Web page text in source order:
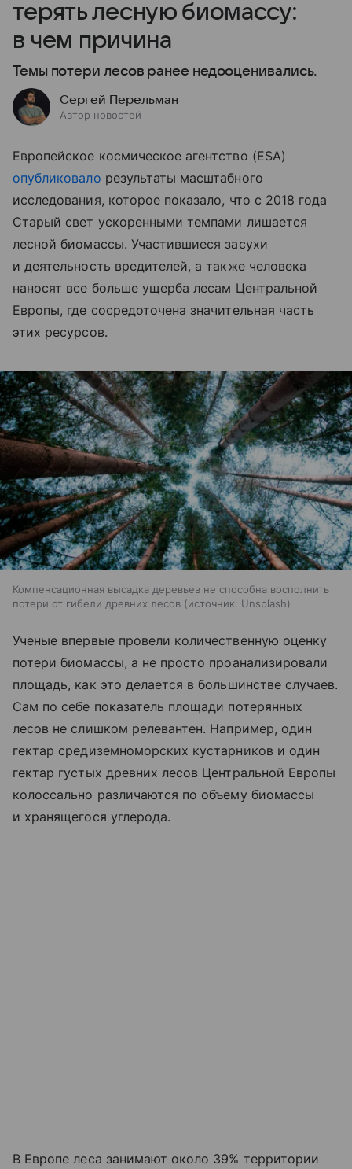
терять лесную биомассу:
в чем причина
Темы потери лесов ранее недооценивались.
Сергей Перельман
Автор новостей
Европейское космическое агентство (ESA)
опубликовало результаты масштабного
исследования, которое показало, что с 2018 года
Старый свет ускоренными темпами лишается
лесной биомассы. Участившиеся засухи
и деятельность вредителей, а также человека
наносят все больше ущерба лесам Центральной
Европы, где сосредоточена значительная часть
этих ресурсов.
Компенсационная высадка деревьев не способна восполнить
потери от гибели древних лесов
источник: Unsplash
Ученые впервые провели количественную оценку
потери биомассы, а не просто проанализировали
площадь, как это делается в большинстве случаев.
Сам по себе показатель площади потерянных
лесов не слишком релевантен. Например, один
гектар средиземноморских кустарников и один
гектар густых древних лесов Центральной Европы
колоссально различаются по объему биомассы
и хранящегося углерода.
В Европе леса занимают около 39% территории